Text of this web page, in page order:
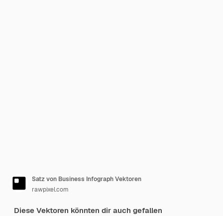
Satz von Business Infograph Vektoren
rawpixel.com
Diese Vektoren könnten dir auch gefallen